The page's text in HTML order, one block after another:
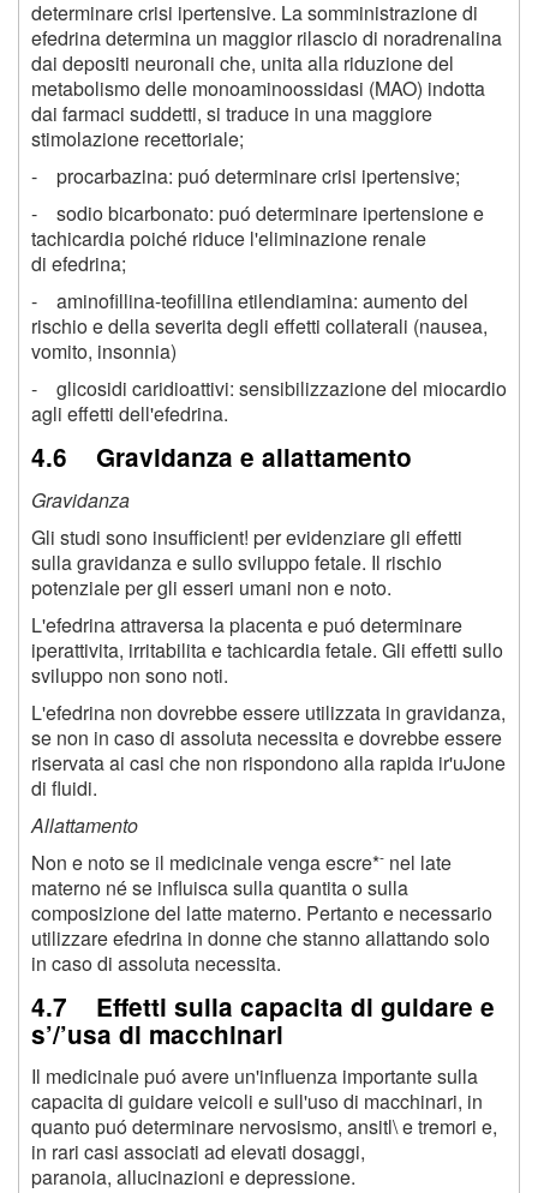
determinare crisi ipertensive. La somministrazione di
efedrina determina un maggior rilascio di noradrenalina
dai depositi neuronali che, unita alla riduzione del
metabolismo delle monoaminoossidasi (MAO) indotta
dai farmaci suddetti, si traduce in una maggiore
stimolazione recettoriale;
- procarbazina: puó determinare crisi ipertensive;
- sodio bicarbonato: puó determinare ipertensione e
tachicardia poiché riduce l'eliminazione renale
di efedrina;
- aminofillina-teofillina etilendiamina: aumento del
rischio e della severita degli effetti collaterali (nausea,
vomito, insonnia)
- glicosidi caridioattivi: sensibilizzazione del miocardio
agli effetti dell'efedrina.
4.6 Gravidanza e allattamento
Gravidanza
Gli studi sono insufficient! per evidenziare gli effetti
sulla gravidanza e sullo sviluppo fetale. Il rischio
potenziale per gli esseri umani non e noto.
L'efedrina attraversa la placenta e puó determinare
iperattivita, irritabilita e tachicardia fetale. Gli effetti sullo
sviluppo non sono noti.
L'efedrina non dovrebbe essere utilizzata in gravidanza,
se non in caso di assoluta necessita e dovrebbe essere
riservata ai casi che non rispondono alla rapida ir'uJone
di fluidi.
Allattamento
Non e noto se il medicinale venga escre*- nel late
materno né se influisca sulla quantita o sulla
composizione del latte materno. Pertanto e necessario
utilizzare efedrina in donne che stanno allattando solo
in caso di assoluta necessita.
4.7 Effetti sulla capacita di guidare e
s’/’usa di macchinari
Il medicinale puó avere un'influenza importante sulla
capacita di guidare veicoli e sull'uso di macchinari, in
quanto puó determinare nervosismo, ansitl\ e tremori e,
in rari casi associati ad elevati dosaggi,
paranoia, allucinazioni e depressione.